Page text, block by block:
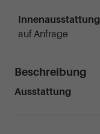
Innenausstattung
auf Anfrage
Beschreibung
Ausstattung